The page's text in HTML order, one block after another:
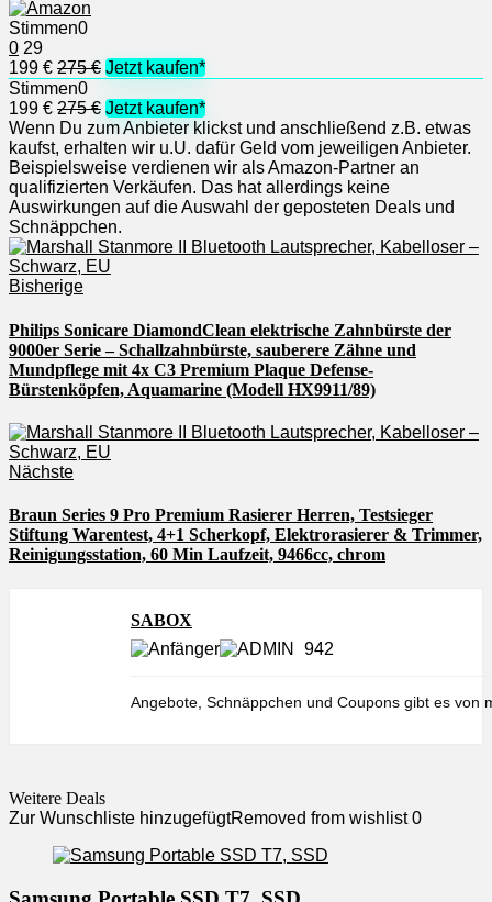
Stimmen0
0 29
199 € 275 € Jetzt kaufen*
Stimmen0
199 € 275 € Jetzt kaufen*
Wenn Du zum Anbieter klickst und anschließend z.B. etwas
kaufst, erhalten wir u.U. dafür Geld vom jeweiligen Anbieter.
Beispielsweise verdienen wir als Amazon-Partner an
qualifizierten Verkäufen. Das hat allerdings keine
Auswirkungen auf die Auswahl der geposteten Deals und
Schnäppchen.
Bisherige
Philips Sonicare DiamondClean elektrische Zahnbürste der
9000er Serie – Schallzahnbürste, sauberere Zähne und
Mundpflege mit 4x C3 Premium Plaque Defense-
Bürstenköpfen, Aquamarine (Modell HX9911/89)
Nächste
Braun Series 9 Pro Premium Rasierer Herren, Testsieger
Stiftung Warentest, 4+1 Scherkopf, Elektrorasierer & Trimmer,
Reinigungsstation, 60 Min Laufzeit, 9466cc, chrom
SABOX
942
Angebote, Schnäppchen und Coupons gibt es von
Weitere Deals
Zur Wunschliste hinzugefügtRemoved from wishlist 0